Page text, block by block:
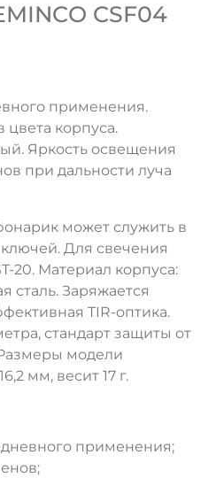
CSF04
применения.
цвета корпуса.
Яркость освещения
при дальности луча
может служить в
Для свечения
20. Материал корпуса:
сталь. Заряжается
TIR-оптика.
стандарт защиты от
модели
мм, весит 17 г.
применения;
НЕТ